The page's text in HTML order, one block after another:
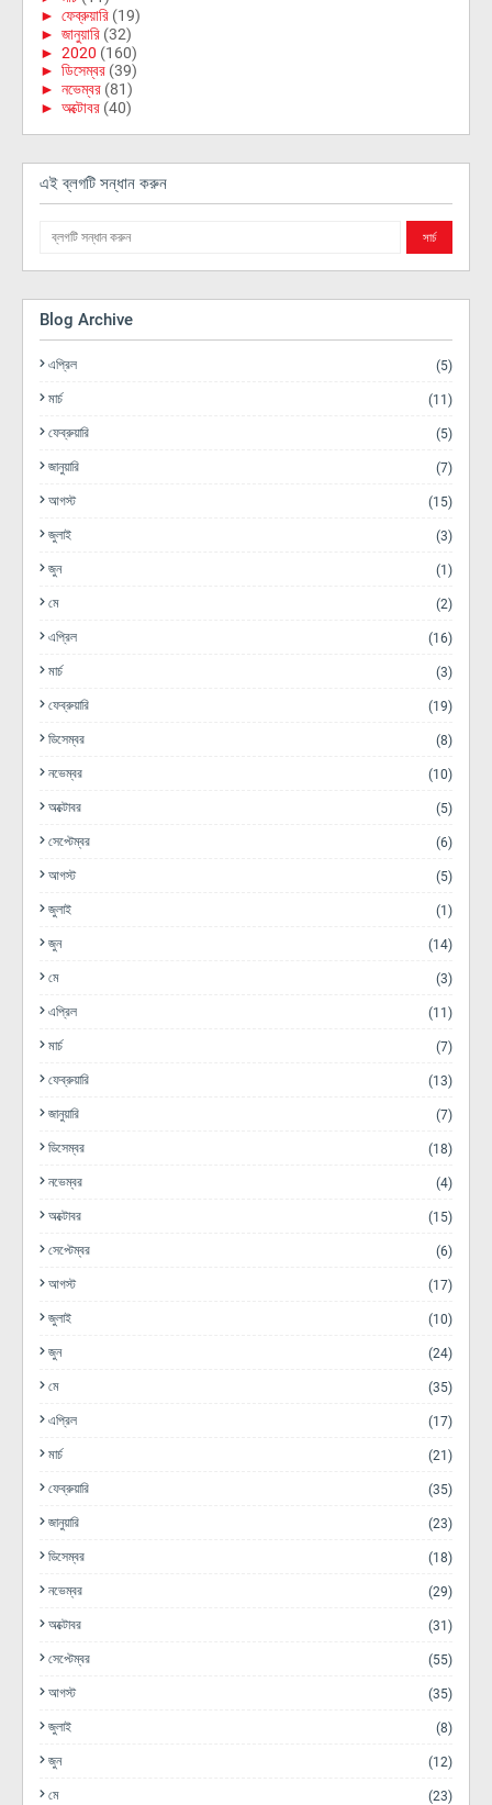
► ফেব্রুয়ারি (19)
► জানুয়ারি (32)
► 2020 (160)
► ডিসেম্বর (39)
► নভেম্বর (81)
► অক্টোবর (40)
এই ব্লগটি সন্ধান করুন
Blog Archive
এপ্রিল (5)
মার্চ (11)
ফেব্রুয়ারি (5)
জানুয়ারি (7)
আগস্ট (15)
জুলাই (3)
জুন (1)
মে (2)
এপ্রিল (16)
মার্চ (3)
ফেব্রুয়ারি (19)
ডিসেম্বর (8)
নভেম্বর (10)
অক্টোবর (5)
সেপ্টেম্বর (6)
আগস্ট (5)
জুলাই (1)
জুন (14)
মে (3)
এপ্রিল (11)
মার্চ (7)
ফেব্রুয়ারি (13)
জানুয়ারি (7)
ডিসেম্বর (18)
নভেম্বর (4)
অক্টোবর (15)
সেপ্টেম্বর (6)
আগস্ট (17)
জুলাই (10)
জুন (24)
মে (35)
এপ্রিল (17)
মার্চ (21)
ফেব্রুয়ারি (35)
জানুয়ারি (23)
ডিসেম্বর (18)
নভেম্বর (29)
অক্টোবর (31)
সেপ্টেম্বর (55)
আগস্ট (35)
জুলাই (8)
জুন (12)
মে (23)